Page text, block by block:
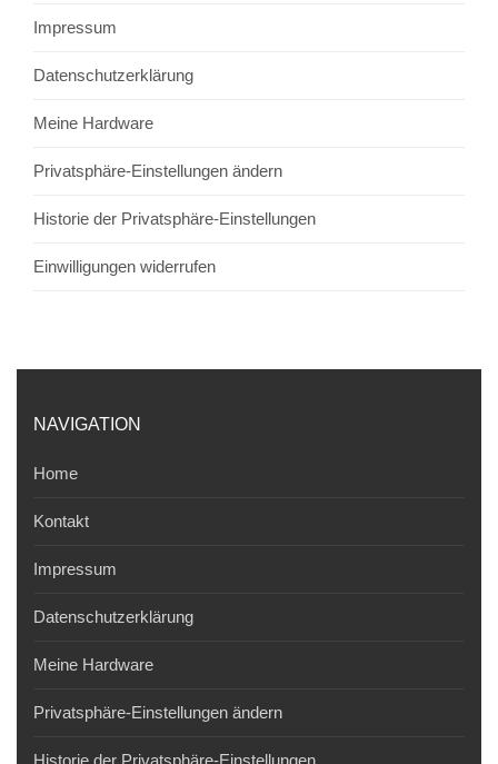
Impressum
Datenschutzerklärung
Meine Hardware
Privatsphäre-Einstellungen ändern
Historie der Privatsphäre-Einstellungen
Einwilligungen widerrufen
NAVIGATION
Home
Kontakt
Impressum
Datenschutzerklärung
Meine Hardware
Privatsphäre-Einstellungen ändern